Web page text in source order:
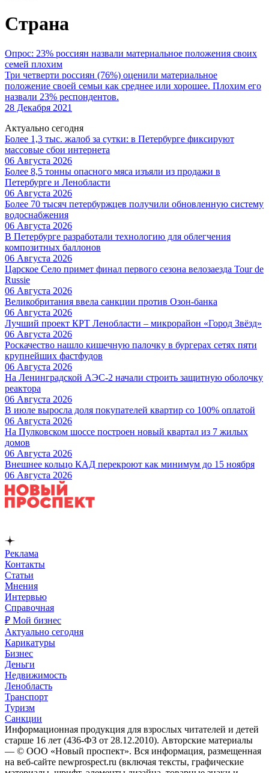
Страна
Опрос: 23% россиян назвали материальное положения своих
семей плохим
Три четверти россиян (76%) оценили материальное
положение своей семьи как среднее или хорошее. Плохим его
назвали 23% респондентов.
28 Декабря 2021
Актуально сегодня
Более 1,3 тыс. жалоб за сутки: в Петербурге фиксируют
массовые сбои интернета
06 Августа 2026
Более 8,5 тонны опасного мяса изъяли из продажи в
Петербурге и Ленобласти
06 Августа 2026
Более 70 тысяч петербуржцев получили обновленную систему
водоснабжения
06 Августа 2026
В Петербурге разработали технологию для облегчения
композитных баллонов
06 Августа 2026
Царское Село примет финал первого сезона велозаезда Tour de
Russie
06 Августа 2026
Великобритания ввела санкции против Озон-банка
06 Августа 2026
Лучший проект КРТ Ленобласти – микрорайон «Город Звёзд»
06 Августа 2026
Роскачество нашло кишечную палочку в бургерах сетях пяти
крупнейших фастфудов
06 Августа 2026
На Ленинградской АЭС-2 начали строить защитную оболочку
реактора
06 Августа 2026
В июле выросла доля покупателей квартир со 100% оплатой
06 Августа 2026
На Пулковском шоссе построен новый квартал из 7 жилых
домов
06 Августа 2026
Внешнее кольцо КАД перекроют как минимум до 15 ноября
06 Августа 2026
Реклама
Контакты
Статьи
Мнения
Интервью
Справочная
₽ Мой бизнес
Актуально сегодня
Карикатуры
Бизнес
Деньги
Недвижимость
Ленобласть
Транспорт
Туризм
Санкции
Информационная продукция для взрослых читателей и детей
старше 16 лет (436-ФЗ от 28.12.2010). Авторские материалы
— © ООО «Новый проспект». Вся информация, размещенная
на веб-сайте newprospect.ru (включая тексты, графические